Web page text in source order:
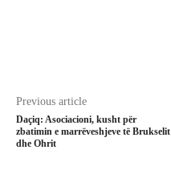
Previous article
Daçiq: Asociacioni, kusht për
zbatimin e marrëveshjeve të Brukselit
dhe Ohrit